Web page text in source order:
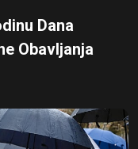
Dana
Obavljanja